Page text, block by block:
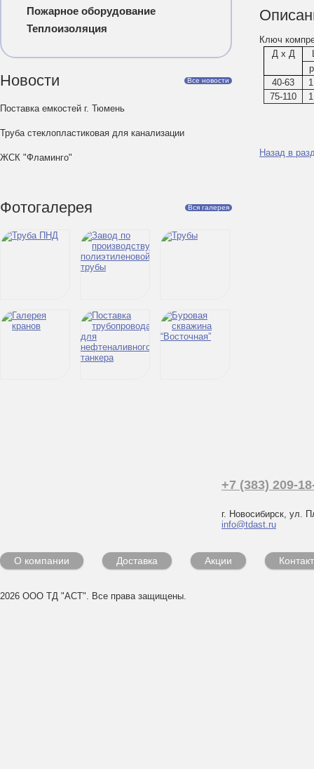
Пожарное оборудование
Теплоизоляция
Новости Все новости
Поставка емкостей г. Тюмень
Труба стеклопластиковая для канализации
ЖСК "Фламинго"
Фотогалерея Вся галерея
Ключ
Д x Д
40-63
75-110
Назад в
+7 (383) 209-
г. Новосибирск, ул.
info@tdast.ru
О компании Доставка Акции
2026 ООО ТД "АСТ". Все права защищены.